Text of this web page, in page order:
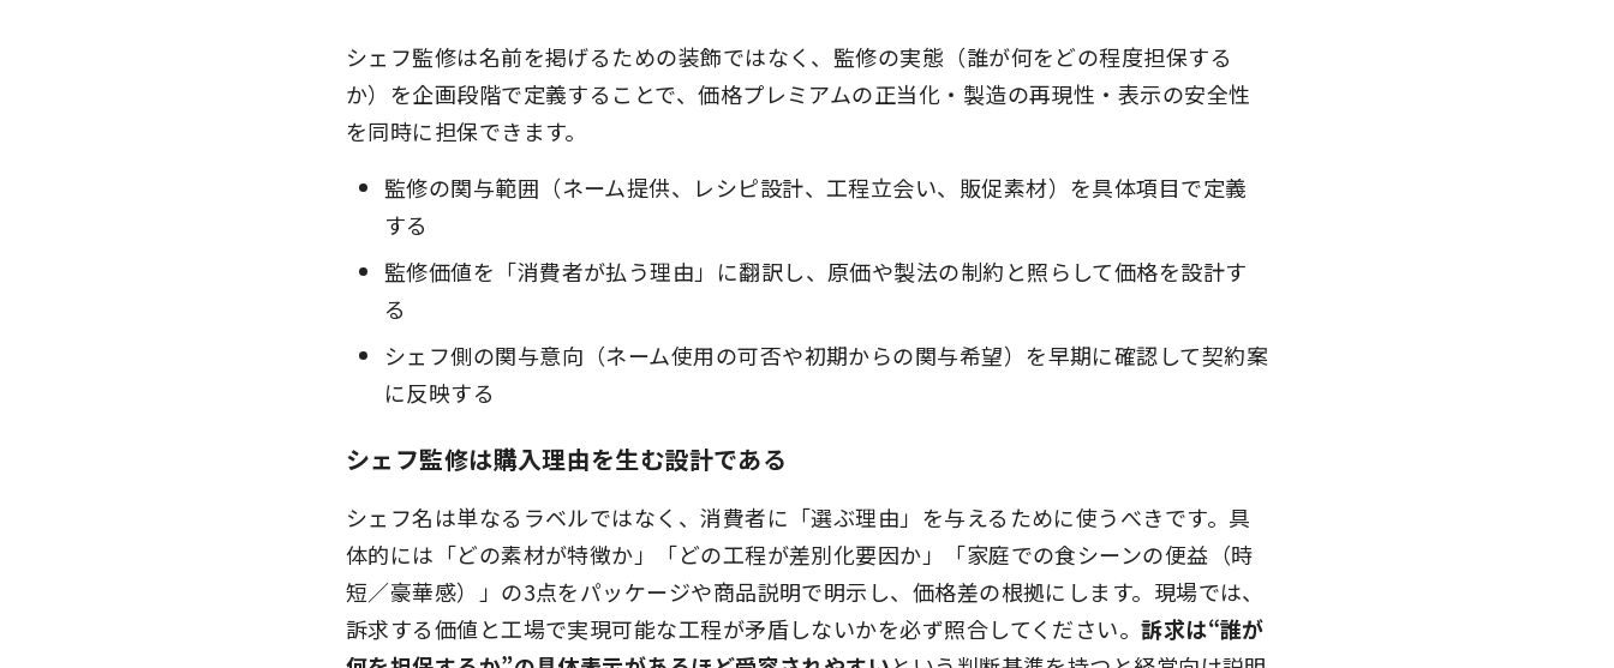
シェフ監修は名前を掲げるための装飾ではなく、監修の実態（誰が何をどの程度担保する
か）を企画段階で定義することで、価格プレミアムの正当化・製造の再現性・表示の安全性
を同時に担保できます。
監修の関与範囲（ネーム提供、レシピ設計、工程立会い、販促素材）を具体項目で定義
する
監修価値を「消費者が払う理由」に翻訳し、原価や製法の制約と照らして価格を設計す
る
シェフ側の関与意向（ネーム使用の可否や初期からの関与希望）を早期に確認して契約案
に反映する
シェフ監修は購入理由を生む設計である
シェフ名は単なるラベルではなく、消費者に「選ぶ理由」を与えるために使うべきです。具
体的には「どの素材が特徴か」「どの工程が差別化要因か」「家庭での食シーンの便益（時
短／豪華感）」の3点をパッケージや商品説明で明示し、価格差の根拠にします。現場では、
訴求する価値と工場で実現可能な工程が矛盾しないかを必ず照合してください。訴求は“誰が